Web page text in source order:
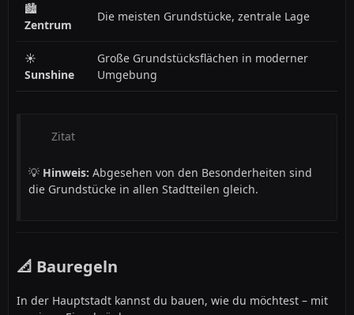
🏙️
Zentrum
Die meisten Grundstücke, zentrale Lage
☀️
Sunshine
Große Grundstücksflächen in moderner
Umgebung
Zitat
💡 Hinweis: Abgesehen von den Besonderheiten sind
die Grundstücke in allen Stadtteilen gleich.
📐 Bauregeln
In der Hauptstadt kannst du bauen, wie du möchtest – mit